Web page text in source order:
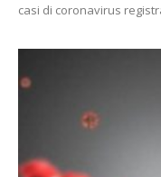
casi di coronavirus